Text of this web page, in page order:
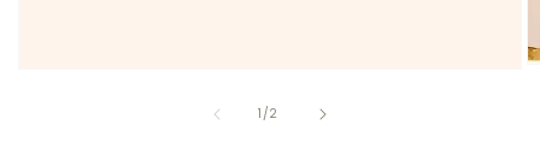
1 /
av2